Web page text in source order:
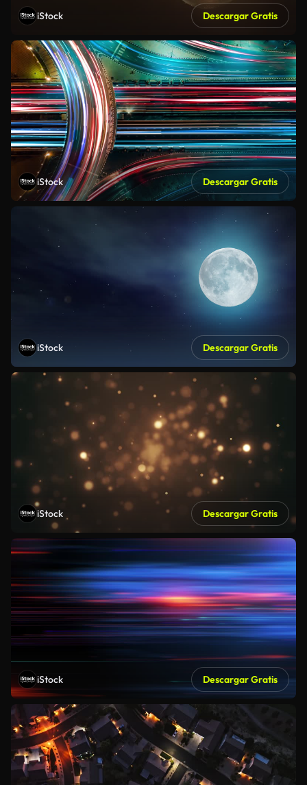
iStock Descargar Gratis
iStock Descargar Gratis
iStock Descargar Gratis
iStock Descargar Gratis
iStock Descargar Gratis